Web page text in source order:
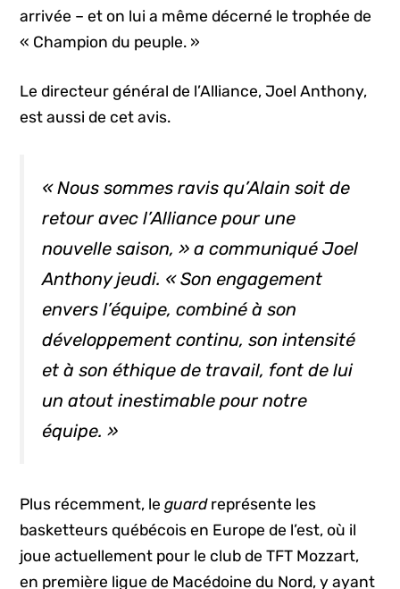
arrivée – et on lui a même décerné le trophée de
« Champion du peuple. »
Le directeur général de l’Alliance, Joel Anthony,
est aussi de cet avis.
« Nous sommes ravis qu’Alain soit de
retour avec l’Alliance pour une
nouvelle saison, » a communiqué Joel
Anthony jeudi. « Son engagement
envers l’équipe, combiné à son
développement continu, son intensité
et à son éthique de travail, font de lui
un atout inestimable pour notre
équipe. »
Plus récemment, leguard représente les
basketteurs québécois en Europe de l’est, où il
joue actuellement pour le club de TFT Mozzart,
en première ligue de Macédoine du Nord, y ayant